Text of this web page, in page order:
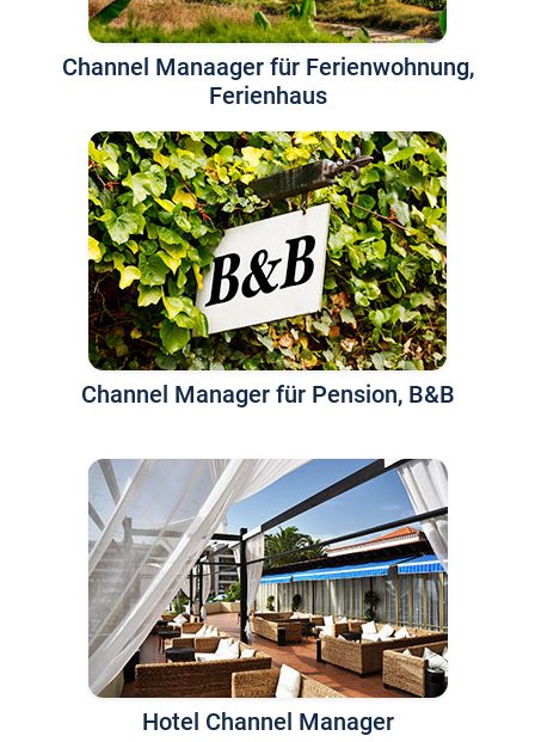
Channel Manaager für Ferienwohnung,
Ferienhaus
Channel Manager für Pension, B&B
Hotel Channel Manager